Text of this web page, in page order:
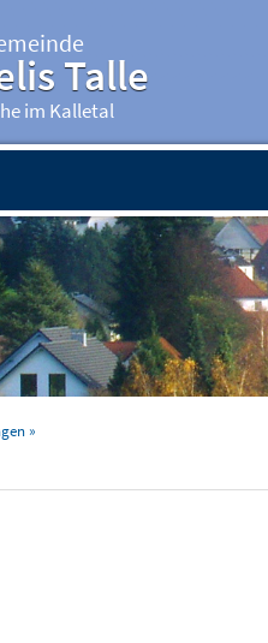
Talle
im Kalletal